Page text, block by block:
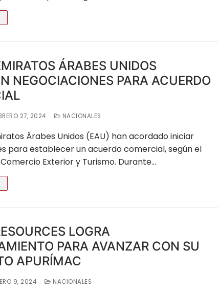
ÁRABES UNIDOS
NEGOCIACIONES PARA ACUERDO
27, 2024 NACIONALES
Árabes Unidos (EAU) han acordado iniciar
para establecer un acuerdo comercial, según el
Exterior y Turismo. Durante…
LOGRA
PARA AVANZAR CON SU
APURÍMAC
9, 2024 NACIONALES